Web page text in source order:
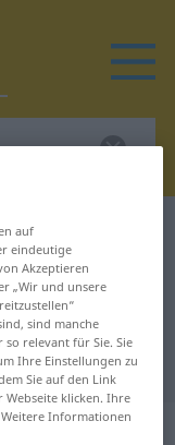
Segel
auf
eindeutige
Akzeptieren
„Wir und unsere
sind manche
relevant für Sie. Sie
Ihre Einstellungen zu
Sie auf den Link
Webseite klicken. Ihre
Informationen